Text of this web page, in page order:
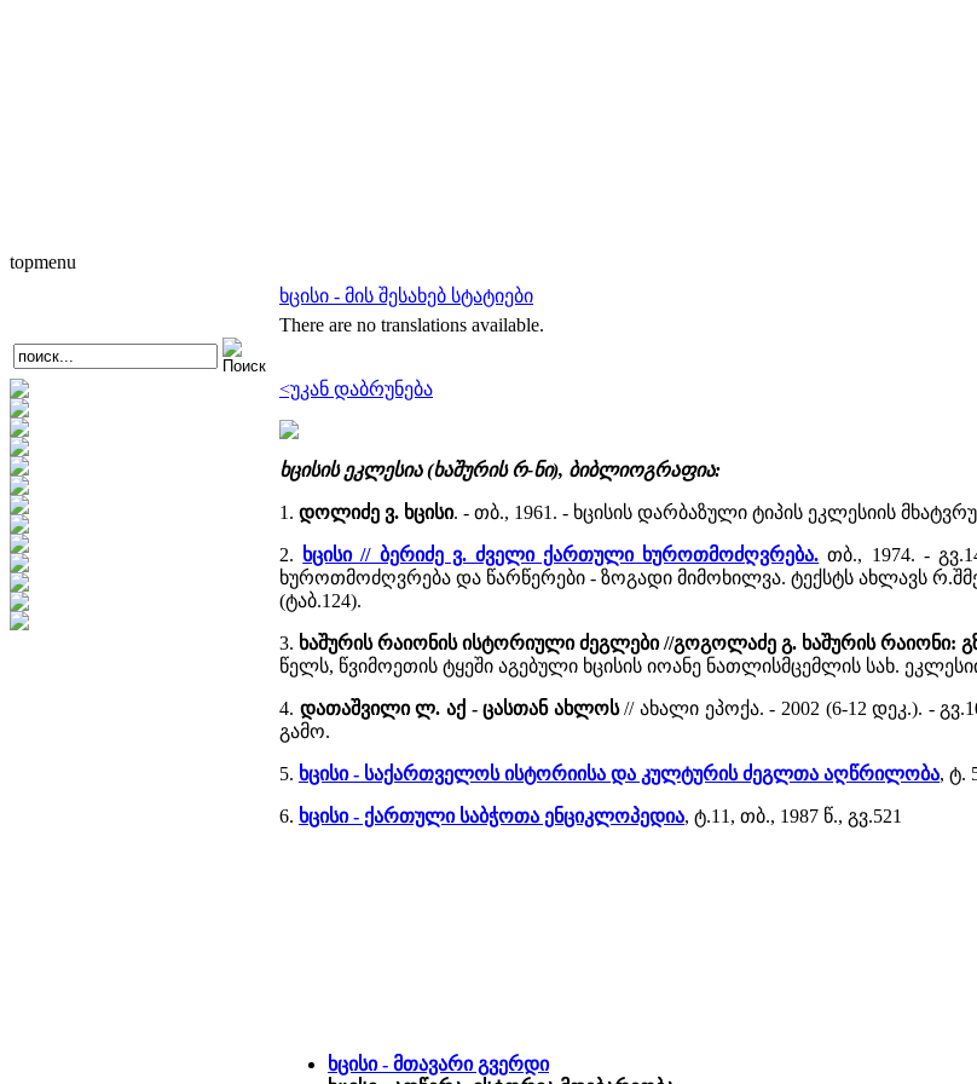
topmenu
ხცისი - მის შესახებ სტატიები
There are no translations available.
<უკან დაბრუნება
ხცისის ეკლესია (ხაშურის რ-ნი), ბიბლიოგრაფია:
1. დოლიძე ვ. ხცისი. - თბ., 1961. - ხცისის დარბაზული ტიპის ეკლესიის
2. ხცისი // ბერიძე ვ. ძველი ქართული ხუროთმოძღვრება. თბ., 1974. -
ხუროთმოძღვრება და წარწერები - ზოგადი მიმოხილვა. ტექსტს ახლავს
(ტაბ.124).
3. ხაშურის რაიონის ისტორიული ძეგლები //გოგოლაძე გ. ხაშურის რაიონი:
წელს, წვიმოეთის ტყეში აგებული ხცისის იოანე ნათლისმცემლის სახ.
4. დათაშვილი ლ. აქ - ცასთან ახლოს// ახალი ეპოქა. - 2002 (6-12 დეკ.). -
გამო.
5. ხცისი - საქართველოს ისტორიისა და კულტურის ძეგლთა აღწრილობა, ტ.
6. ხცისი - ქართული საბჭოთა ენციკლოპედია, ტ.11, თბ., 1987 წ., გვ.521
ხცისი - მთავარი გვერდი